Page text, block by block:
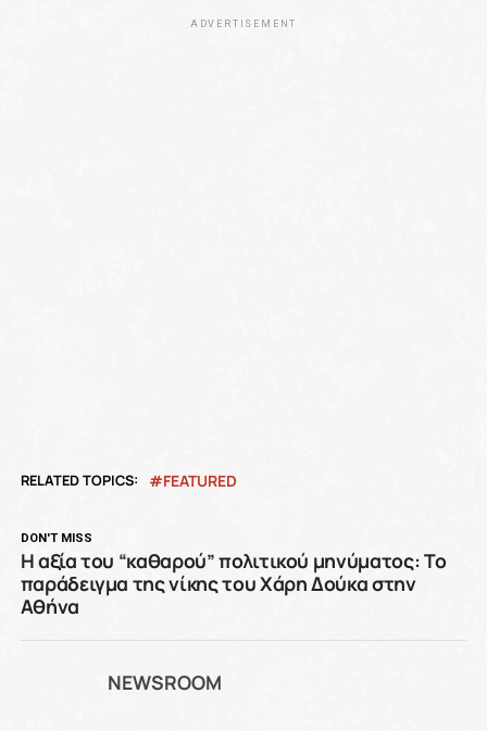
ADVERTISEMENT
RELATED TOPICS: FEATURED
DON'T MISS
Η αξία του “καθαρού” πολιτικού μηνύματος: Το
παράδειγμα της νίκης του Χάρη Δούκα στην
Αθήνα
NEWSROOM